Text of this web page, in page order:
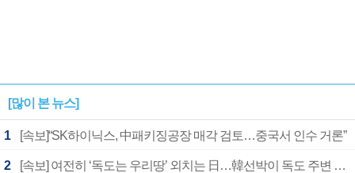
[많이 본 뉴스]
1 [속보]“SK하이닉스, 中패키징공장 매각 검토…중국서 인수 거론”
2 [속보] 여전히 ‘독도는 우리땅’ 외치는 日…韓선박이 독도 주변 해양조사 활동하자 반발